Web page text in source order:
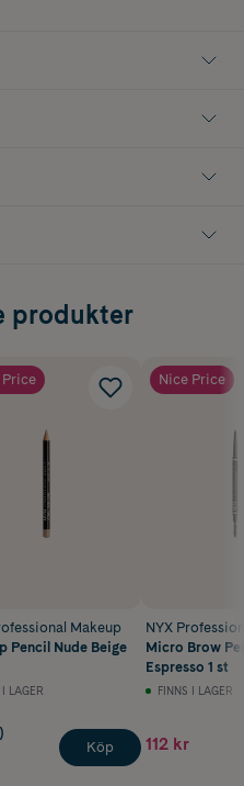
produkter
Price
Makeup
Pencil Nude Beige
I LAGER
Köp
Nice Price
NYX
Micro Brow
Espresso 1 st
FINNS I LAGER
112 kr